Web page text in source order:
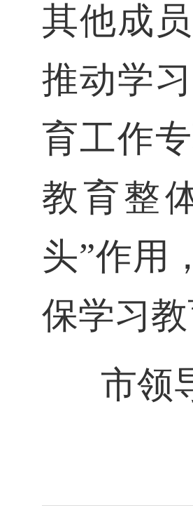
其他成
推动学
育工作
教育整
头”作用
保学习
市领